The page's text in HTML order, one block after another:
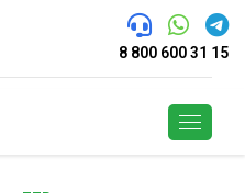
8 800 600 31 15